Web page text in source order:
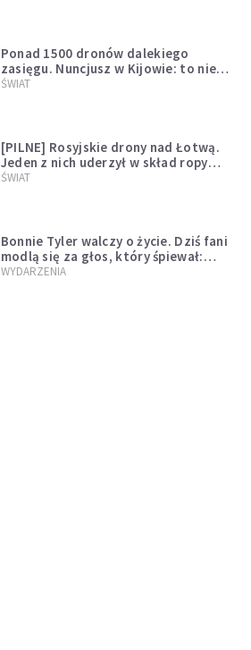
Ponad 1500 dronów dalekiego
zasięgu. Nuncjusz w Kijowie: to nie
wygląda na wolę zakończenia wojny
ŚWIAT
[PILNE] Rosyjskie drony nad Łotwą.
Jeden z nich uderzył w skład ropy
naftowej
ŚWIAT
Bonnie Tyler walczy o życie. Dziś fani
modlą się za głos, który śpiewał:
"Lord, help me"
WYDARZENIA